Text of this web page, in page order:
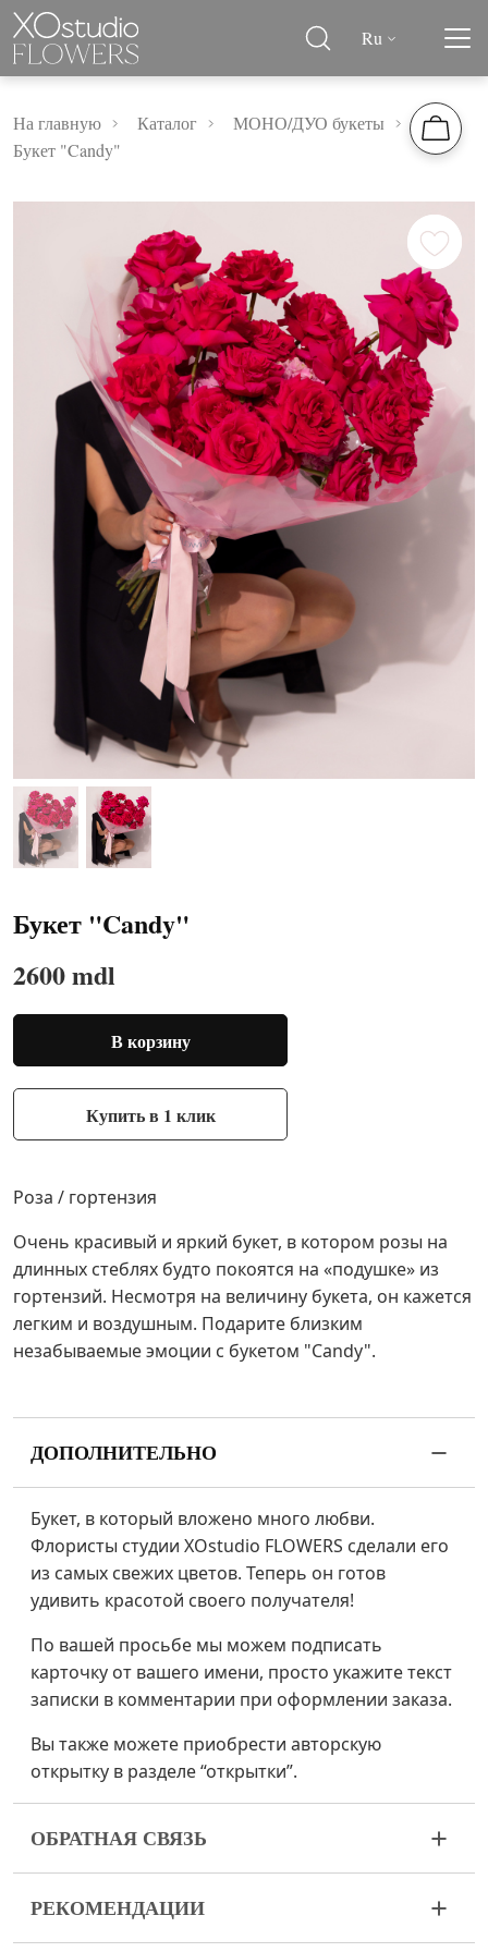
Ru
На главную Каталог
МОНО/ДУО букеты
Букет "Candy"
Букет "Candy"
2600 mdl
В корзину
Купить в 1 клик
Роза / гортензия
Очень красивый и яркий букет, в котором розы на
длинных стеблях будто покоятся на «подушке» из
гортензий. Несмотря на величину букета, он кажется
легким и воздушным. Подарите близким
незабываемые эмоции с букетом "Candy".
ДОПОЛНИТЕЛЬНО
Букет, в который вложено много любви.
Флористы студии XOstudio FLOWERS сделали его
из самых свежих цветов. Теперь он готов
удивить красотой своего получателя!
По вашей просьбе мы можем подписать
карточку от вашего имени, просто укажите текст
записки в комментарии при оформлении заказа.
Вы также можете приобрести авторскую
открытку в разделе “открытки”.
ОБРАТНАЯ СВЯЗЬ
ваш букет пришел в ненадлежащем виде,
пожалуйста, свяжитесь с нами для решения
РЕКОМЕНДАЦИИ